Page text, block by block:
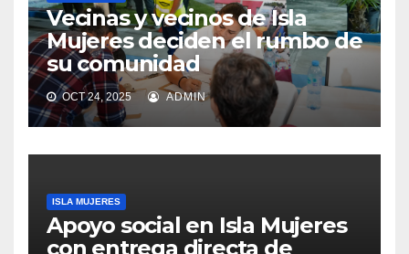
Vecinas y vecinos de Isla
Mujeres deciden el rumbo de
su comunidad
OCT 24, 2025 ADMIN
ISLA MUJERES
Apoyo social en Isla Mujeres
con entrega directa de